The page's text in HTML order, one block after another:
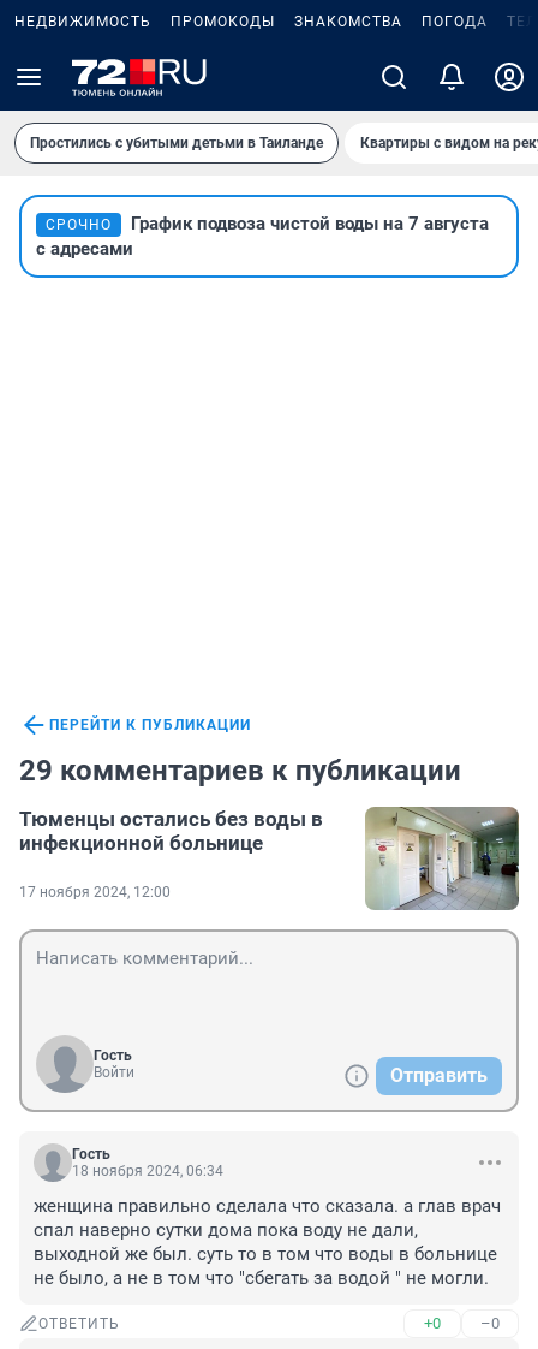
НЕДВИЖИМОСТЬ ПРОМОКОДЫ ЗНАКОМСТВА ПОГОДА
Простились с убитыми детьми в Таиланде Квартиры с видом на
СРОЧНО
График подвоза чистой воды на 7 августа
с адресами
ПЕРЕЙТИ К ПУБЛИКАЦИИ
29 комментариев к публикации
Тюменцы остались без воды в
инфекционной больнице
17 ноября 2024, 12:00
Гость
Войти
Отправить
Гость
18 ноября 2024, 06:34
женщина правильно сделала что сказала. а глав врач
спал наверно сутки дома пока воду не дали,
выходной же был. суть то в том что воды в больнице
не было, а не в том что "сбегать за водой " не могли.
ОТВЕТИТЬ +0 –0